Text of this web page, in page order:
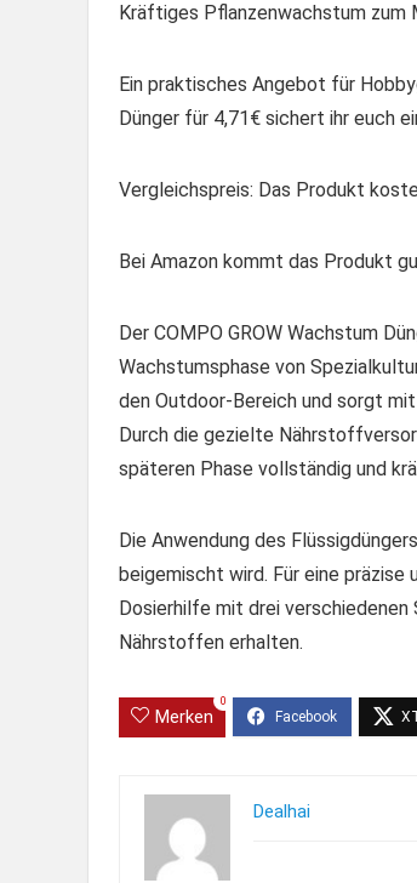
Kräftiges Pflanzenwachstum zum
Ein praktisches Angebot für
Dünger für 4,71€ sichert ihr euch
Vergleichspreis: Das Produkt
Bei Amazon kommt das Produkt
Der COMPO GROW Wachstum
Wachstumsphase von
den Outdoor-Bereich und sorgt
Durch die gezielte
späteren Phase vollständig und
Die Anwendung des
beigemischt wird. Für eine
Dosierhilfe mit drei
Nährstoffen erhalten.
Merken
0
Dealhai